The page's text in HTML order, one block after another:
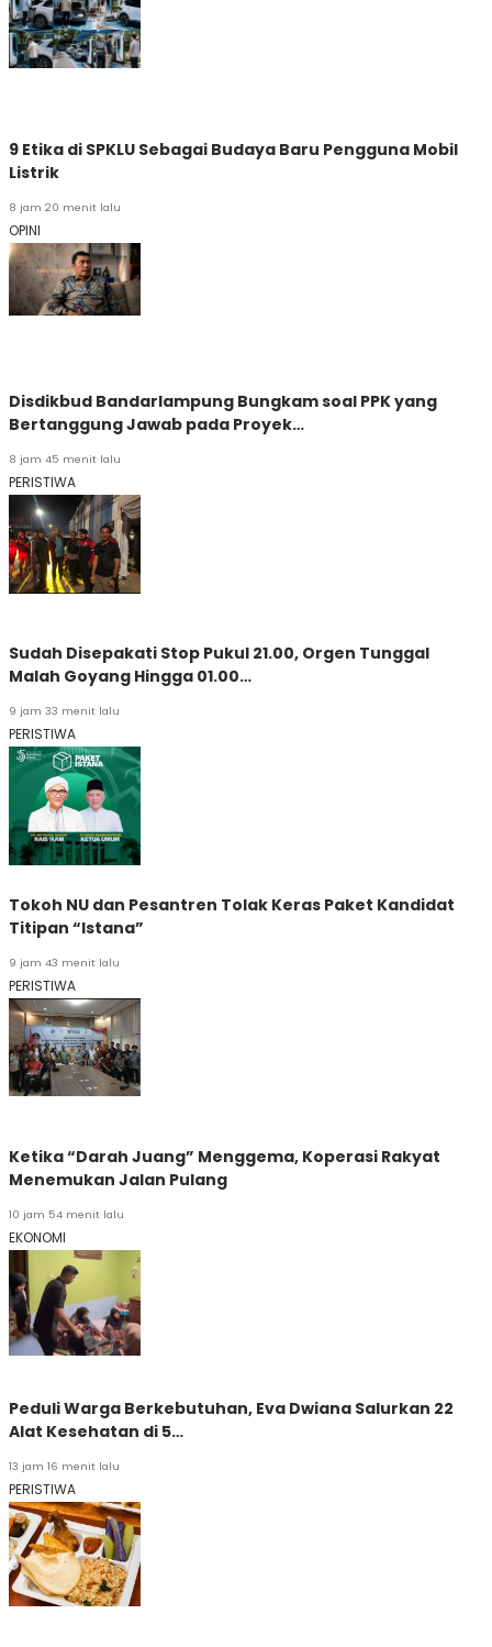
9 Etika di SPKLU Sebagai Budaya Baru Pengguna Mobil
Listrik
8 jam 20 menit lalu
OPINI
Disdikbud Bandarlampung Bungkam soal PPK yang
Bertanggung Jawab pada Proyek…
8 jam 45 menit lalu
PERISTIWA
Sudah Disepakati Stop Pukul 21.00, Orgen Tunggal
Malah Goyang Hingga 01.00…
9 jam 33 menit lalu
PERISTIWA
Tokoh NU dan Pesantren Tolak Keras Paket Kandidat
Titipan “Istana”
9 jam 43 menit lalu
PERISTIWA
Ketika “Darah Juang” Menggema, Koperasi Rakyat
Menemukan Jalan Pulang
10 jam 54 menit lalu
EKONOMI
Peduli Warga Berkebutuhan, Eva Dwiana Salurkan 22
Alat Kesehatan di 5…
13 jam 16 menit lalu
PERISTIWA